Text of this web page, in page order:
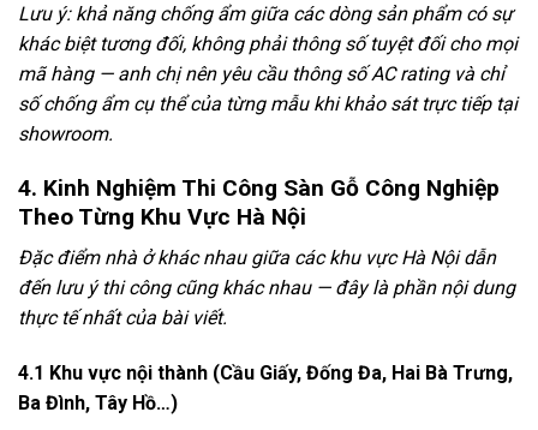
Lưu ý: khả năng chống ẩm giữa các dòng sản phẩm có sự
khác biệt tương đối, không phải thông số tuyệt đối cho mọi
mã hàng — anh chị nên yêu cầu thông số AC rating và chỉ
số chống ẩm cụ thể của từng mẫu khi khảo sát trực tiếp tại
showroom.
4. Kinh Nghiệm Thi Công Sàn Gỗ Công Nghiệp
Theo Từng Khu Vực Hà Nội
Đặc điểm nhà ở khác nhau giữa các khu vực Hà Nội dẫn
đến lưu ý thi công cũng khác nhau — đây là phần nội dung
thực tế nhất của bài viết.
4.1 Khu vực nội thành (Cầu Giấy, Đống Đa, Hai Bà Trưng,
Ba Đình, Tây Hồ…)